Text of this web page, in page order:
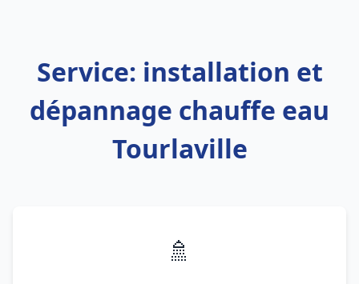
Service: installation et
dépannage chauffe eau
Tourlaville
🚿